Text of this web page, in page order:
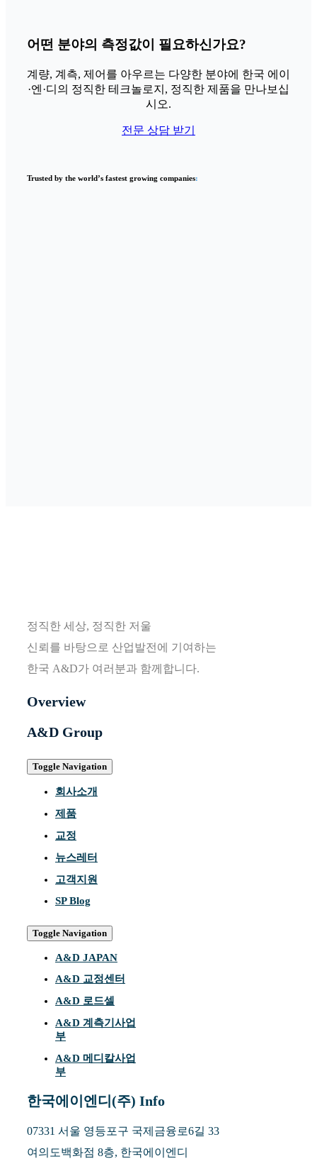
어떤 분야의 측정값이 필요하신가요?
계량, 계측, 제어를 아우르는 다양한 분야에 한국 에이
·엔·디의 정직한 테크놀로지, 정직한 제품을 만나보십
시오.
전문 상담 받기
Trusted by the world’s fastest growing companies:
정직한 세상, 정직한 저울
신뢰를 바탕으로 산업발전에 기여하는
한국 A&D가 여러분과 함께합니다.
Overview
A&D Group
Toggle Navigation
회사소개
제품
교정
뉴스레터
고객지원
SP Blog
Toggle Navigation
A&D JAPAN
A&D 교정센터
A&D 로드셀
A&D 계측기사업
부
A&D 메디칼사업
부
한국에이엔디(주) Info
07331 서울 영등포구 국제금융로6길 33
여의도백화점 8층, 한국에이엔디